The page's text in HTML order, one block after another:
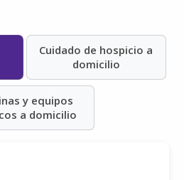
Cuidado de hospicio a
domicilio
y equipos
a domicilio